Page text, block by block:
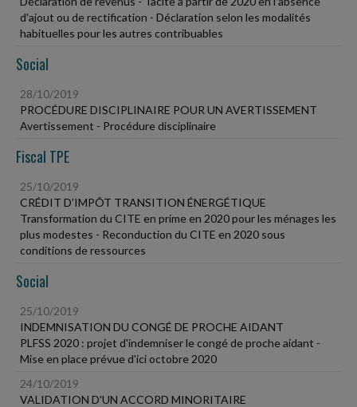
d'ajout ou de rectification - Déclaration selon les modalités
habituelles pour les autres contribuables
Social
28/10/2019
PROCÉDURE DISCIPLINAIRE POUR UN AVERTISSEMENT
Avertissement - Procédure disciplinaire
Fiscal TPE
25/10/2019
CRÉDIT D'IMPÔT TRANSITION ÉNERGÉTIQUE
Transformation du CITE en prime en 2020 pour les ménages les
plus modestes - Reconduction du CITE en 2020 sous
conditions de ressources
Social
25/10/2019
INDEMNISATION DU CONGÉ DE PROCHE AIDANT
PLFSS 2020 : projet d'indemniser le congé de proche aidant -
Mise en place prévue d'ici octobre 2020
24/10/2019
VALIDATION D'UN ACCORD MINORITAIRE